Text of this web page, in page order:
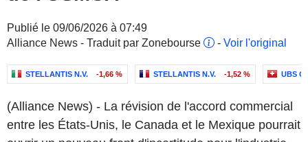
Publié le 09/06/2026 à 07:49
Alliance News - Traduit par Zonebourse
- Voir l'original
STELLANTIS N.V. -1,66 % STELLANTIS N.V. -1,52 % UBS
(Alliance News) - La révision de l'accord commercial
entre les États-Unis, le Canada et le Mexique pourrait